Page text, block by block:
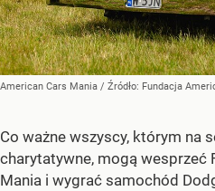
American Cars Mania / Źródło: Fundacja
Co ważne wszyscy, którym na
charytatywne, mogą wesprzeć
Mania i wygrać samochód